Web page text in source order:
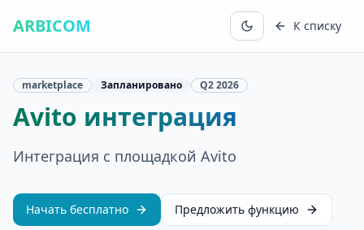
ARBICOM К списку
marketplace Запланировано Q22026
Avito интеграция
Интеграция с площадкой Avito
Начать бесплатно Предложить функцию